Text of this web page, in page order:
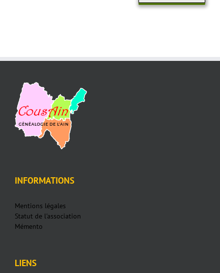
INFORMATIONS
Mentions légales
Statut de l'association
Mémento
LIENS